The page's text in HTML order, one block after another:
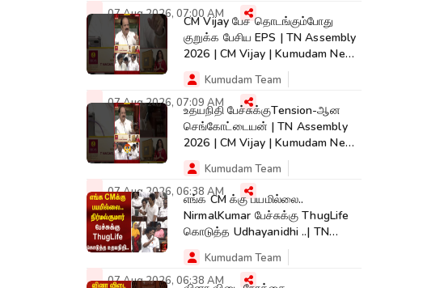
07 Aug 2026, 07:00 AMCM Vijay பேச தொடங்கும்போது
குறுக்க பேசிய EPS | TN Assembly
2026 | CM Vijay | Kumudam News
| #shorts
Kumudam Team
07 Aug 2026, 07:09 AMஉதயநிதி பேச்சுக்குTension-ஆன
செங்கோட்டையன் | TN Assembly
2026 | CM Vijay | Kumudam News
| #shorts
Kumudam Team
07 Aug 2026, 06:38 AMஎங்க CM க்கு பயமில்லை..
NirmalKumar பேச்சுக்கு ThugLife
கொடுத்த Udhayanidhi ..| TN
Assembly
Kumudam Team
07 Aug 2026, 06:38 AM